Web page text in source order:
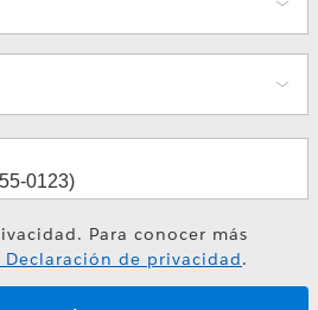
Para conocer más
Declaración de privacidad.